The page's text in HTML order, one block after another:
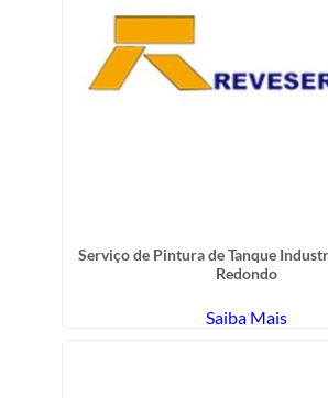
Serviço de Pintura de Tanque
Redondo
Saiba Mais